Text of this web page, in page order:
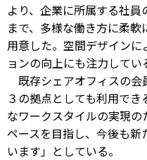
より、企業に所属する社
まで、多様な働き方に柔
用意した。空間デザイン
ョンの向上にも注力してい
既存シェアオフィスの会
３の拠点としても利用で
なワークスタイルの実現
ペースを目指し、今後も新
います」としている。